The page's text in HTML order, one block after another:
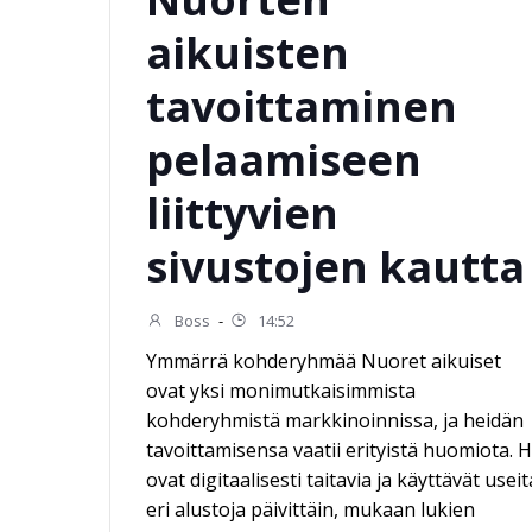
aikuisten
tavoittaminen
pelaamiseen
liittyvien
sivustojen kautta
Boss - 14:52
Ymmärrä kohderyhmää Nuoret aikuiset
ovat yksi monimutkaisimmista
kohderyhmistä markkinoinnissa, ja heidän
tavoittamisensa vaatii erityistä huomiota.
ovat digitaalisesti taitavia ja käyttävät
eri alustoja päivittäin, mukaan lukien